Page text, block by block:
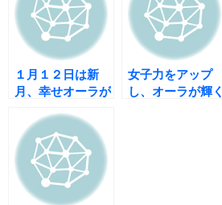
１月１２日は新
月、幸せオーラが
ご一緒にしません
か？
女子力をアップ
し、オーラが輝く